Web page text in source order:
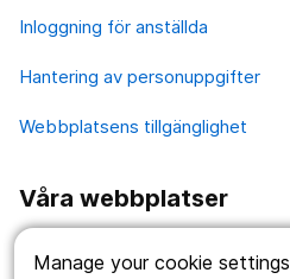
Manage your cookie settings
Inloggning för anställda
Hantering av personuppgifter
Webbplatsens tillgänglighet
Våra webbplatser